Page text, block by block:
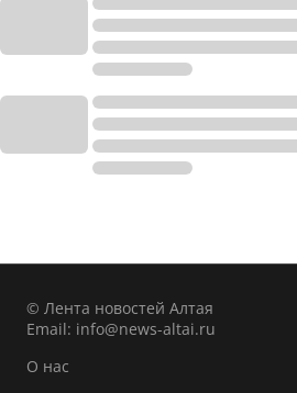
© Лента новостей Алтая
Email: info@news-altai.ru
О нас